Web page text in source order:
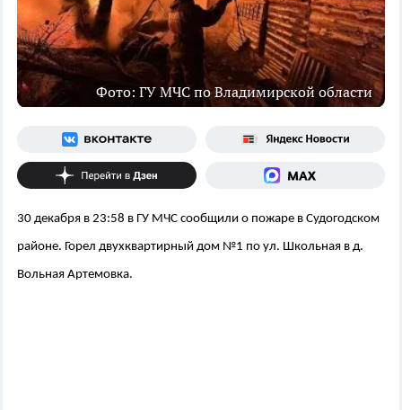
Фото: ГУ МЧС по Владимирской области
30 декабря в 23:58 в ГУ МЧС сообщили о пожаре в Судогодском
районе. Горел двухквартирный дом №1 по ул. Школьная в д.
Вольная Артемовка.